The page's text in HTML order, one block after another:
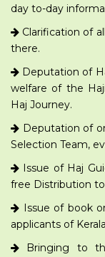
day to-day
Clarification of
there.
Deputation of
welfare of the
Haj Journey.
Deputation of
Selection Team,
Issue of Haj
free Distribution
Issue of book
applicants of
Bringing to